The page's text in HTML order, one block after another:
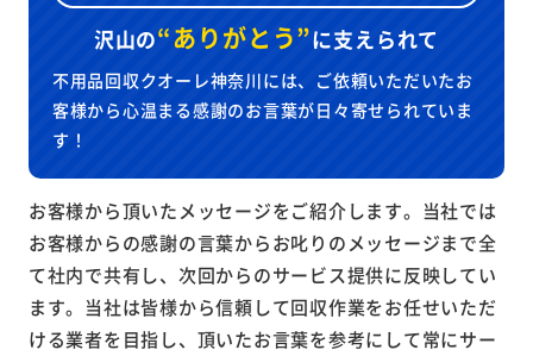
沢山の“ありがとう”に支えられて
不用品回収クオーレ神奈川には、ご依頼いただいたお
客様から心温まる感謝のお言葉が日々寄せられていま
す！
お客様から頂いたメッセージをご紹介します。当社では
お客様からの感謝の言葉からお叱りのメッセージまで全
て社内で共有し、次回からのサービス提供に反映してい
ます。当社は皆様から信頼して回収作業をお任せいただ
ける業者を目指し、頂いたお言葉を参考にして常にサー